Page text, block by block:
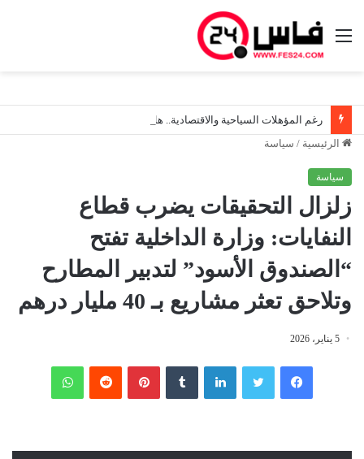
القائمة
الرئيسية / سياسة
سياسة
زلزال التحقيقات يضرب قطاع
النفايات: وزارة الداخلية تفتح
“الصندوق الأسود” لتدبير المطارح
وتلاحق تعثر مشاريع بـ 40 مليار درهم
5 يناير، 2026
فيسبوك لينكدإن بينتيريست